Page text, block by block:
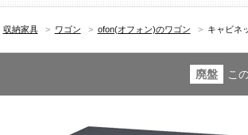
収納家具 > ワゴン > ofon(オフォン)のワゴン > キャビネ
廃盤 こ